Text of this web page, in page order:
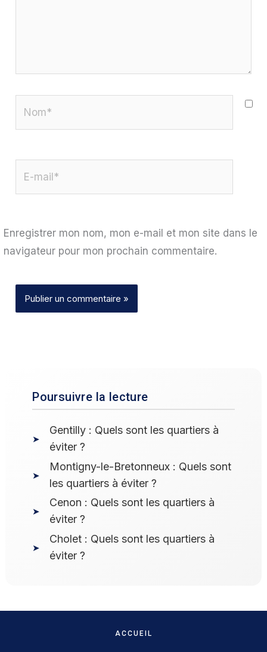
Enregistrer mon nom, mon e-mail et mon site dans le
navigateur pour mon prochain commentaire.
Poursuivre la lecture
Gentilly : Quels sont les quartiers à
éviter ?
Montigny-le-Bretonneux : Quels sont
les quartiers à éviter ?
Cenon : Quels sont les quartiers à
éviter ?
Cholet : Quels sont les quartiers à
éviter ?
ACCUEIL